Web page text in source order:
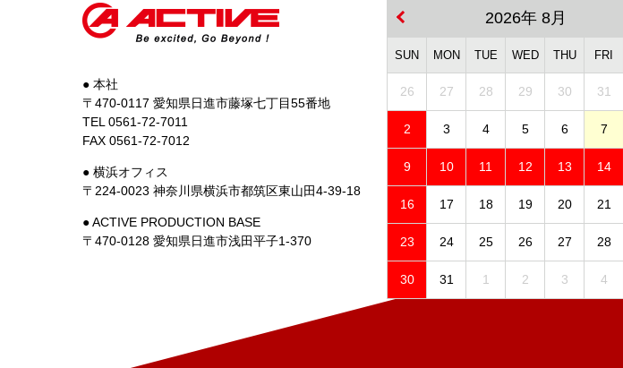
● 本社
〒470-0117 愛知県日進市藤塚七丁目55番地
TEL 0561-72-7011
FAX 0561-72-7012
● 横浜オフィス
〒224-0023 神奈川県横浜市都筑区東山田4-39-18
● ACTIVE PRODUCTION BASE
〒470-0128 愛知県日進市浅田平子1-370
2026年 8月
SUN MON TUE WED THU FRI
26 27 28 29 30 31
2 3 4 5 6 7
9 10 11 12 13 14
16 17 18 19 20 21
23 24 25 26 27 28
30 31 1 2 3 4